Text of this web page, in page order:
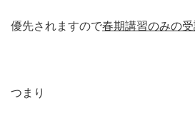
優先されますので春期講習のみの
つまり